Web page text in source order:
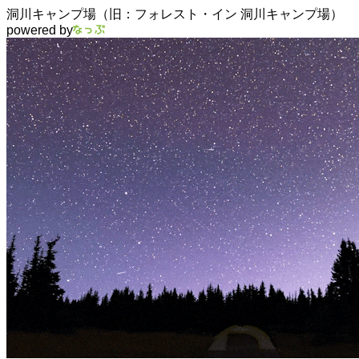
洞川キャンプ場（旧：フォレスト・イン 洞川キャンプ場）
powered by